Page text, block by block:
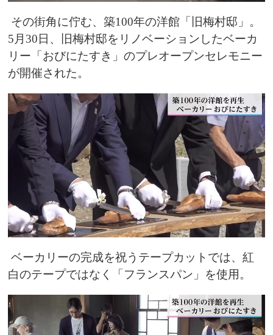
その街角に佇む、築100年の洋館「旧梅村邸」。
5月30日、旧梅村邸をリノベーションしたベーカ
リー「おびにたすき」のプレオープンセレモニー
が開催された。
ベーカリーの完成を祝うテープカットでは、紅
白のテープではなく「フランスパン」を使用。